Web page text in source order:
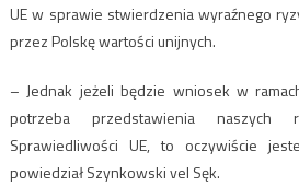
UE w sprawie stwierdzenia wyraźnego
przez Polskę wartości unijnych.
– Jednak jeżeli będzie wniosek w
potrzeba przedstawienia naszych
Sprawiedliwości UE, to oczywiście
powiedział Szynkowski vel Sęk.